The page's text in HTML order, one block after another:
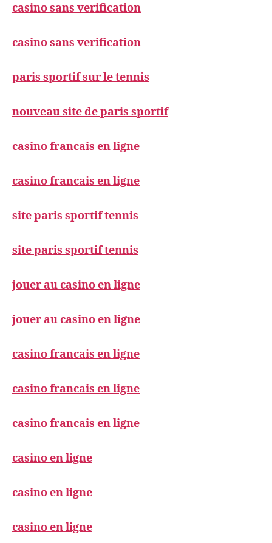
casino sans verification
casino sans verification
paris sportif sur le tennis
nouveau site de paris sportif
casino francais en ligne
casino francais en ligne
site paris sportif tennis
site paris sportif tennis
jouer au casino en ligne
jouer au casino en ligne
casino francais en ligne
casino francais en ligne
casino francais en ligne
casino en ligne
casino en ligne
casino en ligne